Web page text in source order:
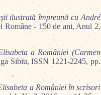
ilustrată împreună cu André
Române - 150 de ani, Anul 2,
a României (Carmen
Sibiu, ISSN 1221-2245, pp.
a României în scrisori